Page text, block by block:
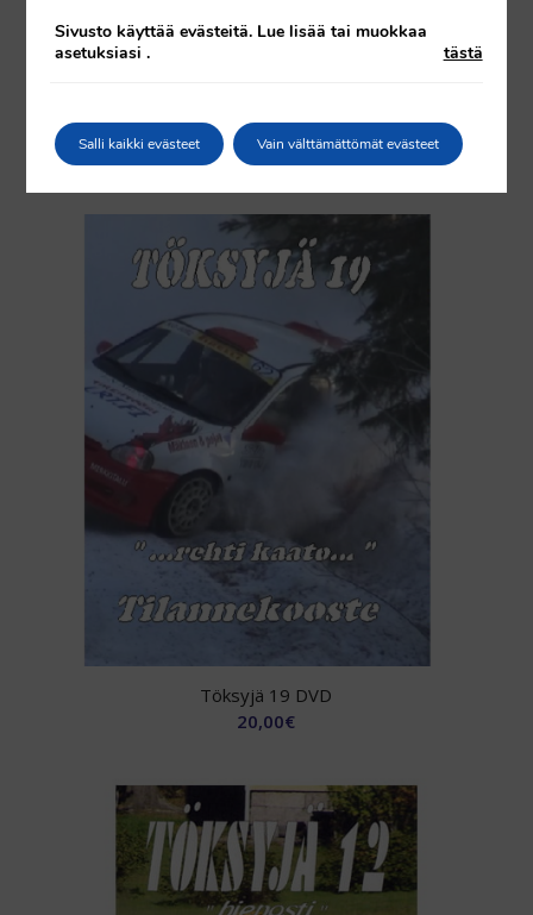
Töksyjä 13
20,00€
Töksyjä 19 DVD
20,00€
Sivusto käyttää evästeitä. Lue lisää tai muokkaa
asetuksiasi
tästä
.
Salli kaikki evästeet Vain välttämättömät evästeet